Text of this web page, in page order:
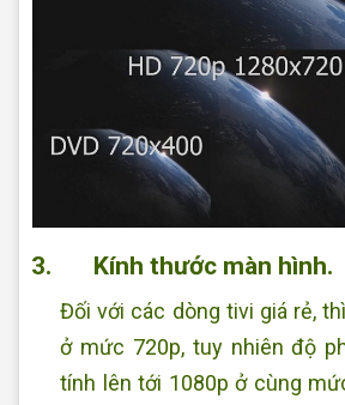
3. Kính thước màn hình.
Đối với các dòng tivi giá rẻ,
ở mức 720p, tuy nhiên độ
tính lên tới 1080p ở cùng